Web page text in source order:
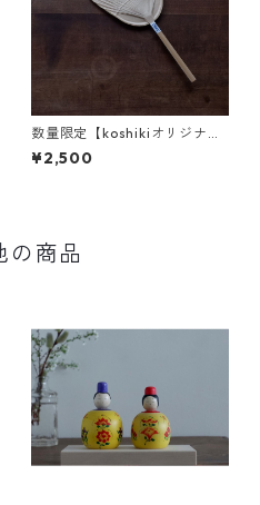
数量限定【koshikiオリジナ
ル】うちわ(小) -蝶b-
¥2,500
の商品